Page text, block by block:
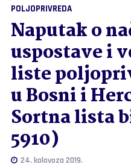
POLJOPRIVREDA
Naputak o
uspostave i
liste
u Bosni i
Sortna lista
5910)
24. kolovoza 2019.